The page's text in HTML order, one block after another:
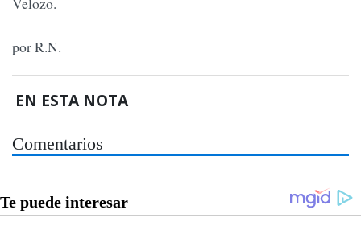
por R.N.
EN ESTA NOTA
Comentarios